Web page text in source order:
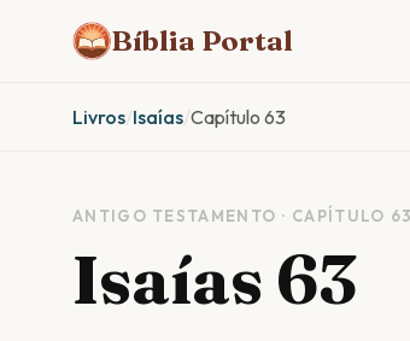
Bíblia Portal
Livros/Isaías/Capítulo 63
ANTIGO TESTAMENTO · CAPÍTULO
Isaías 63